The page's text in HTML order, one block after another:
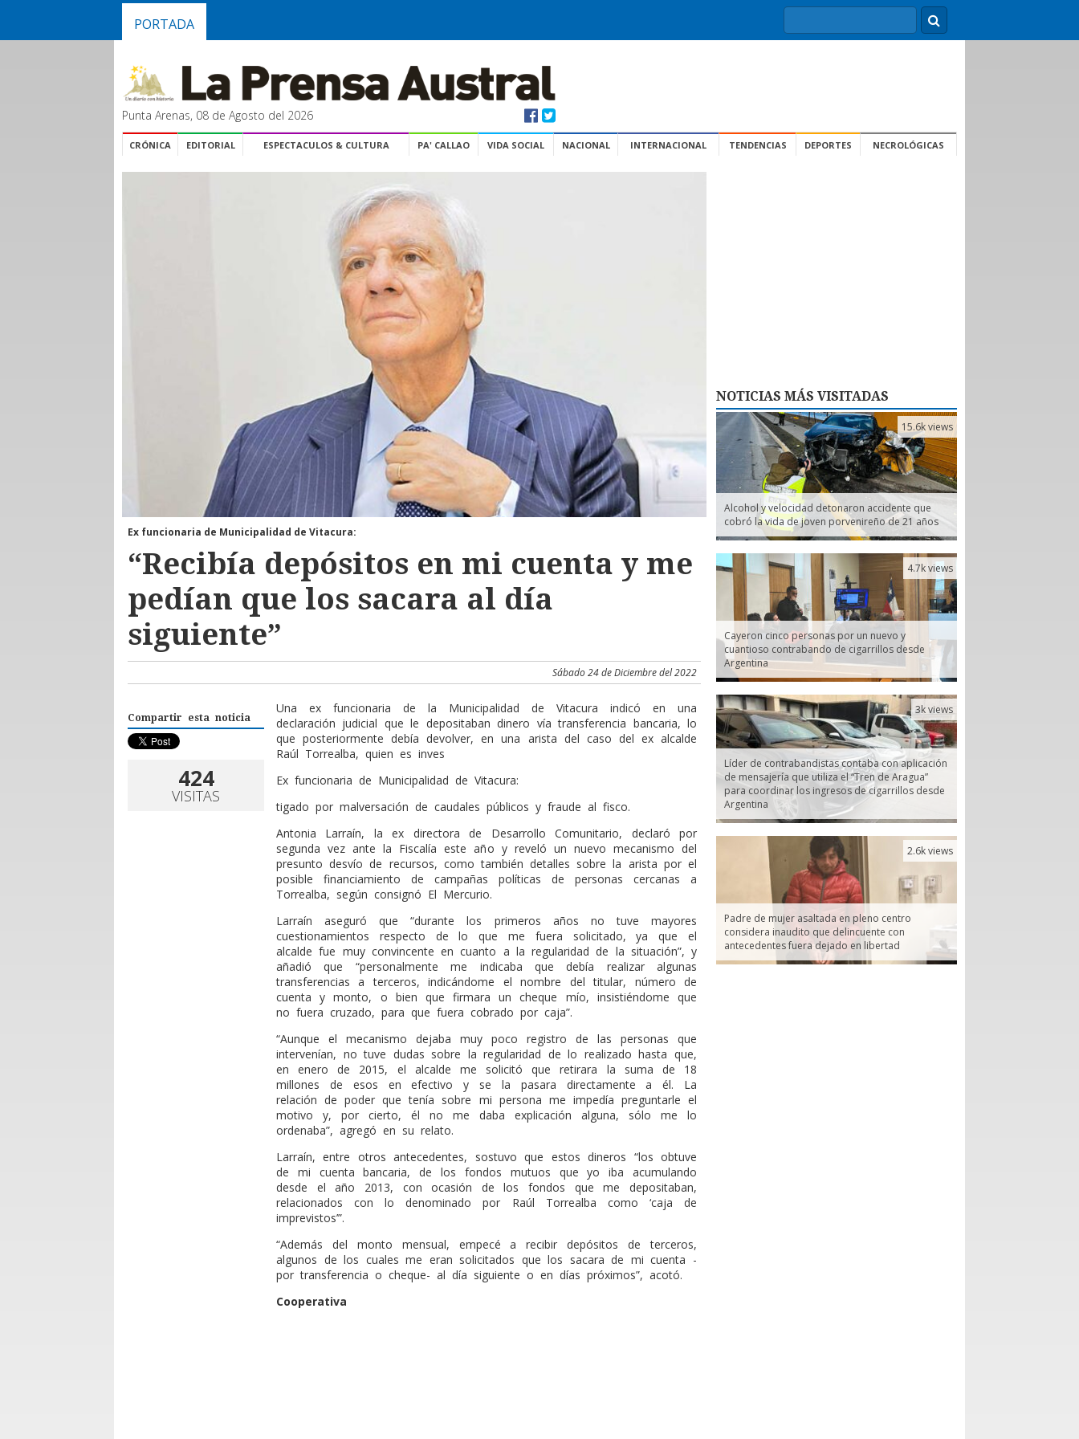
PORTADA
Punta Arenas, 08 de Agosto del 2026
CRÓNICA EDITORIAL ESPECTACULOS & CULTURA PA' CALLAO VIDA SOCIAL NACIONAL INTERNACIONAL TENDENCIAS DEPORTES NECROLÓGICAS
Ex funcionaria de Municipalidad de Vitacura:
“Recibía depósitos en mi cuenta y me
pedían que los sacara al día
siguiente”
Sábado 24 de Diciembre del 2022
Compartir esta noticia
424
VISITAS
Una ex funcionaria de la Municipalidad de Vitacura indicó en una
declaración judicial que le depositaban dinero vía transferencia bancaria, lo
que posteriormente debía devolver, en una arista del caso del ex alcalde
Raúl Torrealba, quien es inves
Ex funcionaria de Municipalidad de Vitacura:
tigado por malversación de caudales públicos y fraude al fisco.
Antonia Larraín, la ex directora de Desarrollo Comunitario, declaró por
segunda vez ante la Fiscalía este año y reveló un nuevo mecanismo del
presunto desvío de recursos, como también detalles sobre la arista por el
posible financiamiento de campañas políticas de personas cercanas a
Torrealba, según consignó El Mercurio.
Larraín aseguró que “durante los primeros años no tuve mayores
cuestionamientos respecto de lo que me fuera solicitado, ya que el
alcalde fue muy convincente en cuanto a la regularidad de la situación”, y
añadió que “personalmente me indicaba que debía realizar algunas
transferencias a terceros, indicándome el nombre del titular, número de
cuenta y monto, o bien que firmara un cheque mío, insistiéndome que
no fuera cruzado, para que fuera cobrado por caja”.
“Aunque el mecanismo dejaba muy poco registro de las personas que
intervenían, no tuve dudas sobre la regularidad de lo realizado hasta que,
en enero de 2015, el alcalde me solicitó que retirara la suma de 18
millones de esos en efectivo y se la pasara directamente a él. La
relación de poder que tenía sobre mi persona me impedía preguntarle el
motivo y, por cierto, él no me daba explicación alguna, sólo me lo
ordenaba”, agregó en su relato.
Larraín, entre otros antecedentes, sostuvo que estos dineros “los obtuve
de mi cuenta bancaria, de los fondos mutuos que yo iba acumulando
desde el año 2013, con ocasión de los fondos que me depositaban,
relacionados con lo denominado por Raúl Torrealba como ‘caja de
imprevistos’”.
“Además del monto mensual, empecé a recibir depósitos de terceros,
algunos de los cuales me eran solicitados que los sacara de mi cuenta -
por transferencia o cheque- al día siguiente o en días próximos”, acotó.
Cooperativa
NOTICIAS MÁS VISITADAS
Alcohol y velocidad detonaron accidente que
cobró la vida de joven porvenireño de 21 años
15.6k views
Cayeron cinco personas por un nuevo y
cuantioso contrabando de cigarrillos desde
Argentina
4.7k views
Líder de contrabandistas contaba con aplicación
de mensajería que utiliza el “Tren de Aragua”
para coordinar los ingresos de cigarrillos desde
Argentina
3k views
Padre de mujer asaltada en pleno centro
considera inaudito que delincuente con
antecedentes fuera dejado en libertad
2.6k views